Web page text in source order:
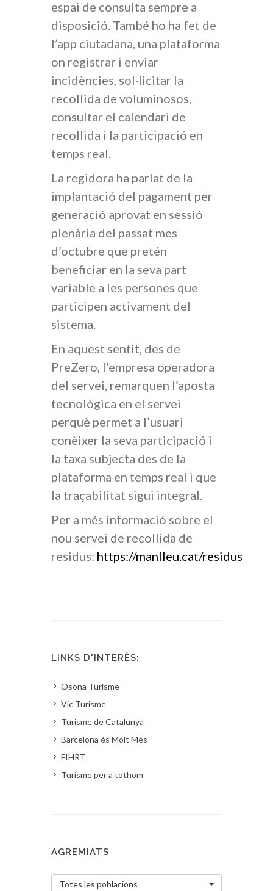
espai de consulta sempre a
disposició. També ho ha fet de
l’app ciutadana, una plataforma
on registrar i enviar
incidències, sol·licitar la
recollida de voluminosos,
consultar el calendari de
recollida i la participació en
temps real.
La regidora ha parlat de la
implantació del pagament per
generació aprovat en sessió
plenària del passat mes
d’octubre que pretén
beneficiar en la seva part
variable a les persones que
participen activament del
sistema.
En aquest sentit, des de
PreZero, l’empresa operadora
del servei, remarquen l’aposta
tecnològica en el servei
perquè permet a l’usuari
conèixer la seva participació i
la taxa subjecta des de la
plataforma en temps real i que
la traçabilitat sigui integral.
Per a més informació sobre el
nou servei de recollida de
residus: https://manlleu.cat/residus
LINKS D'INTERÈS:
Osona Turisme
Vic Turisme
Turisme de Catalunya
Barcelona és Molt Més
FIHRT
Turisme per a tothom
AGREMIATS
Totes les poblacions